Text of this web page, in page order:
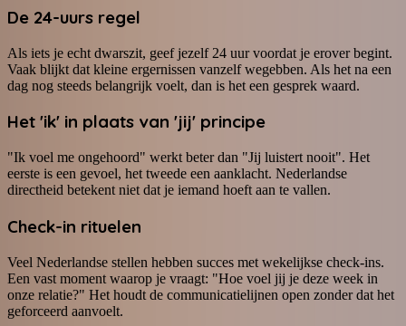
De 24-uurs regel
Als iets je echt dwarszit, geef jezelf 24 uur voordat je erover begint.
Vaak blijkt dat kleine ergernissen vanzelf wegebben. Als het na een
dag nog steeds belangrijk voelt, dan is het een gesprek waard.
Het 'ik' in plaats van 'jij' principe
"Ik voel me ongehoord" werkt beter dan "Jij luistert nooit". Het
eerste is een gevoel, het tweede een aanklacht. Nederlandse
directheid betekent niet dat je iemand hoeft aan te vallen.
Check-in rituelen
Veel Nederlandse stellen hebben succes met wekelijkse check-ins.
Een vast moment waarop je vraagt: "Hoe voel jij je deze week in
onze relatie?" Het houdt de communicatielijnen open zonder dat het
geforceerd aanvoelt.